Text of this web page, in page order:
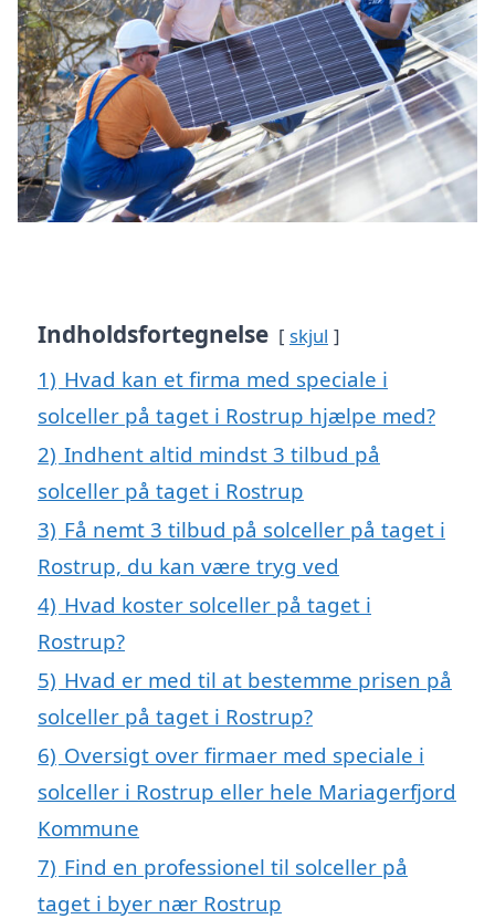
Indholdsfortegnelse skjul
1) Hvad kan et firma med speciale i
solceller på taget i Rostrup hjælpe med?
2) Indhent altid mindst 3 tilbud på
solceller på taget i Rostrup
3) Få nemt 3 tilbud på solceller på taget i
Rostrup, du kan være tryg ved
4) Hvad koster solceller på taget i
Rostrup?
5) Hvad er med til at bestemme prisen på
solceller på taget i Rostrup?
6) Oversigt over firmaer med speciale i
solceller i Rostrup eller hele Mariagerfjord
Kommune
7) Find en professionel til solceller på
taget i byer nær Rostrup